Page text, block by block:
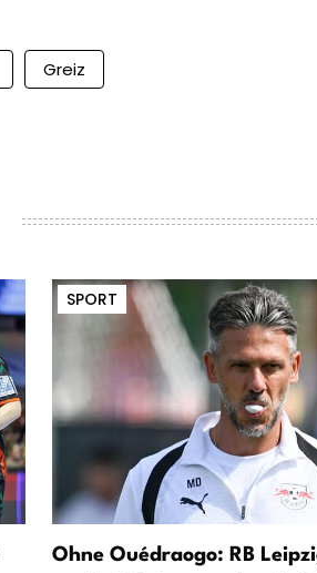
Greiz
SPORT
Ohne Ouédraogo: RB